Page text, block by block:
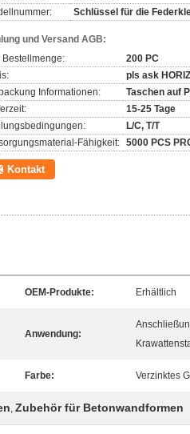
Schlüssel für die
und Versand AGB:
Bestellmenge:
200 PC
pls ask
Informationen:
Taschen auf
15-25 Tage
L/C, T/T
Fähigkeit: 5000 PCS
Kontakt
OEM-Produkte: Erhältlich
Anwendung:
Farbe: Verzinktes
, Zubehör für Betonwandformen